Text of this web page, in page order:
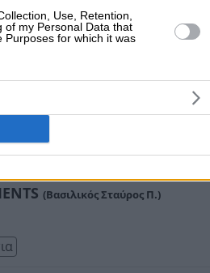
Use, Retention,
of my Personal Data that
Purposes for which it was
Ενοικιαζόμενα Δωμάτια , Χίου
Ευτυχία)
και τετράκλινα, διαθέτουν
αστικά τηλέφωνα,
και μπαλκόνια με
(Βασιλικός Σταύρος Π.)